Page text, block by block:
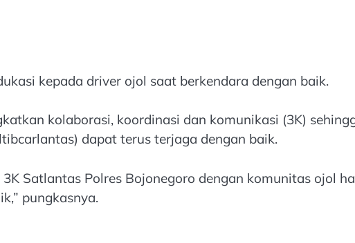
kepada driver ojol saat berkendara dengan baik.
kolaborasi, koordinasi dan komunikasi (3K)
dapat terus terjaga dengan baik.
Satlantas Polres Bojonegoro dengan komunitas ojol
pungkasnya.